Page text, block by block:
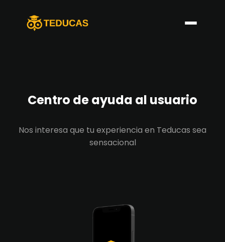
Centro de ayuda al usuario
Nos interesa que tu experiencia en Teducas sea
sensacional